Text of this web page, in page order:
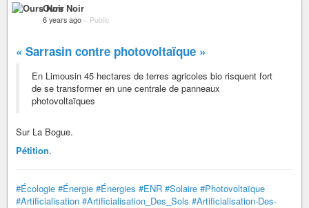
Ours Noir
6 years ago – Public
« Sarrasin contre photovoltaïque »
En Limousin 45 hectares de terres agricoles bio risquent fort
de se transformer en une centrale de panneaux
photovoltaïques
Sur La Bogue.
Pétition.
#Écologie #Énergie #Énergies #ENR #Solaire #Photovoltaïque
#Artificialisation #Artificialisation_Des_Sols #Artificialisation-Des-